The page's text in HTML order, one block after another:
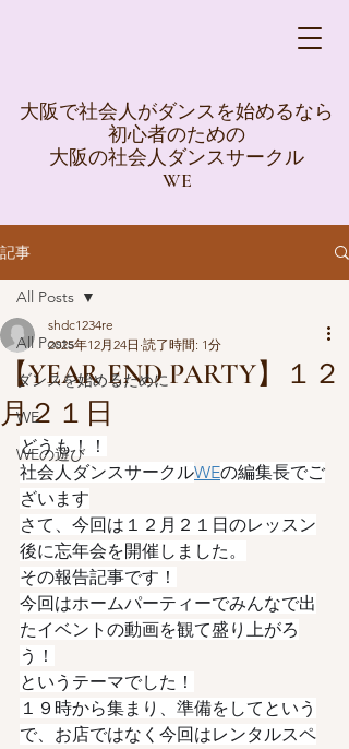
大阪で社会人がダンスを始めるなら
初心者のための
大阪の社会人ダンスサークル
WE
記事
All Posts
ダンスを始めるために
WE
WEの遊び
All Posts
【YEAR END PARTY】１２
月２１日
shdc1234re
2025年12月24日 読了時間: 1分
どうも！！
社会人ダンスサークルWEの編集長でご
ざいます
さて、今回は１２月２１日のレッスン
後に忘年会を開催しました。
その報告記事です！
今回はホームパーティーでみんなで出
たイベントの動画を観て盛り上がろ
う！
というテーマでした！
１９時から集まり、準備をしてという
で、お店ではなく今回はレンタルスペ